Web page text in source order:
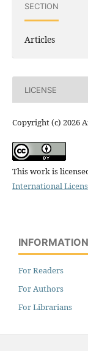
SECTION
Articles
LICENSE
Copyright (c) 2026
This work is
International
INFORMATION
For Readers
For Authors
For Librarians